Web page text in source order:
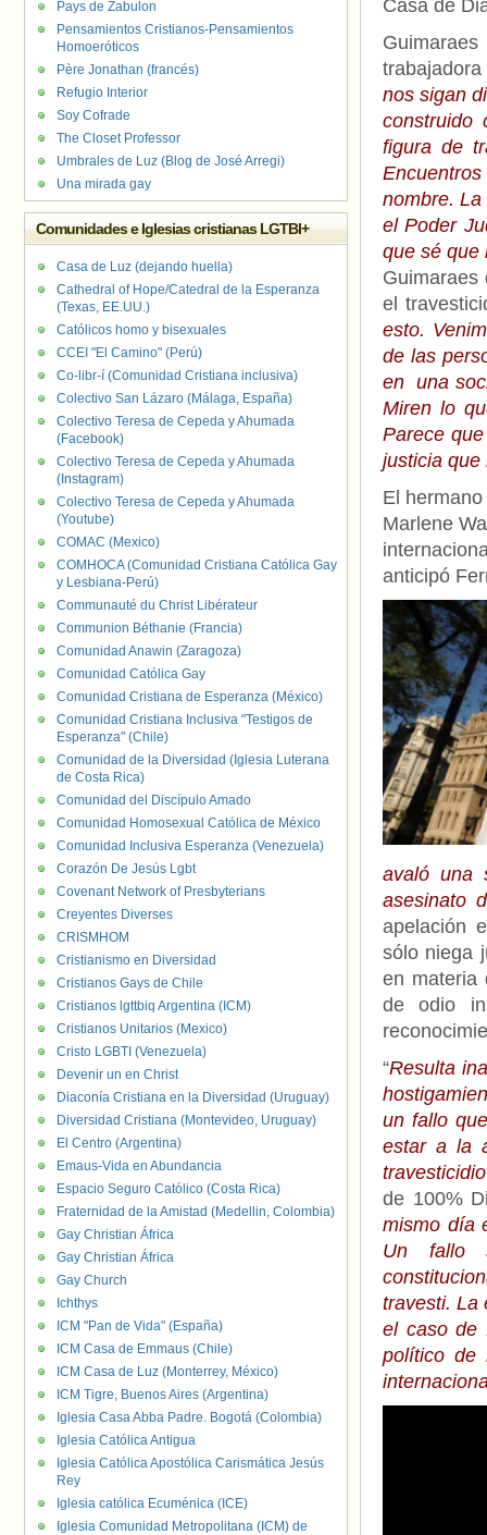
Casa de
nos sigan
construido
figura de
nombre.
el Poder
que sé que
Guimaraes
el
esto.
de las
en una
Miren lo
Parece
justicia que
El
Marlene
anticipó
avaló una
asesinato
apelación
sólo niega
en materia
de odio
“Resulta
un fallo
estar a la
de 100%
mismo día
Un fallo
travesti. La
el caso de
político de
Pays de Zabulon
Pensamientos Cristianos-Pensamientos
Homoeróticos
Père Jonathan (francés)
Refugio Interior
Soy Cofrade
The Closet Professor
Umbrales de Luz (Blog de José Arregi)
Una mirada gay
Comunidades e Iglesias cristianas LGTBI+
Casa de Luz (dejando huella)
Cathedral of Hope/Catedral de la Esperanza
(Texas, EE.UU.)
Católicos homo y bisexuales
CCEI "El Camino" (Perú)
Co-libr-í (Comunidad Cristiana inclusiva)
Colectivo San Lázaro (Málaga, España)
Colectivo Teresa de Cepeda y Ahumada
(Facebook)
Colectivo Teresa de Cepeda y Ahumada
(Instagram)
Colectivo Teresa de Cepeda y Ahumada
(Youtube)
COMAC (Mexico)
COMHOCA (Comunidad Cristiana Católica Gay
y Lesbiana-Perú)
Communauté du Christ Libérateur
Communion Béthanie (Francia)
Comunidad Anawin (Zaragoza)
Comunidad Católica Gay
Comunidad Cristiana de Esperanza (México)
Comunidad Cristiana Inclusiva "Testigos de
Esperanza" (Chile)
Comunidad de la Diversidad (Iglesia Luterana
de Costa Rica)
Comunidad del Discípulo Amado
Comunidad Homosexual Católica de México
Comunidad Inclusiva Esperanza (Venezuela)
Corazón De Jesús Lgbt
Covenant Network of Presbyterians
Creyentes Diverses
CRISMHOM
Cristianismo en Diversidad
Cristianos Gays de Chile
Cristianos lgttbiq Argentina (ICM)
Cristianos Unitarios (Mexico)
Cristo LGBTI (Venezuela)
Devenir un en Christ
Diaconía Cristiana en la Diversidad (Uruguay)
Diversidad Cristiana (Montevideo, Uruguay)
El Centro (Argentina)
Emaus-Vida en Abundancia
Espacio Seguro Católico (Costa Rica)
Fraternidad de la Amistad (Medellin, Colombia)
Gay Christian África
Gay Christian África
Gay Church
Ichthys
ICM "Pan de Vida" (España)
ICM Casa de Emmaus (Chile)
ICM Casa de Luz (Monterrey, México)
ICM Tigre, Buenos Aires (Argentina)
Iglesia Casa Abba Padre. Bogotá (Colombia)
Iglesia Católica Antigua
Iglesia Católica Apostólica Carismática Jesús
Rey
Iglesia católica Ecuménica (ICE)
Iglesia Comunidad Metropolitana (ICM) de